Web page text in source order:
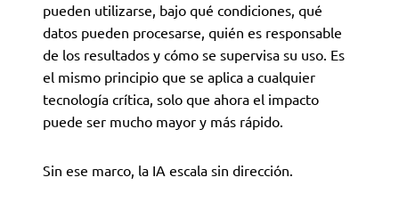
pueden utilizarse, bajo qué condiciones, qué
datos pueden procesarse, quién es responsable
de los resultados y cómo se supervisa su uso. Es
el mismo principio que se aplica a cualquier
tecnología crítica, solo que ahora el impacto
puede ser mucho mayor y más rápido.
Sin ese marco, la IA escala sin dirección.